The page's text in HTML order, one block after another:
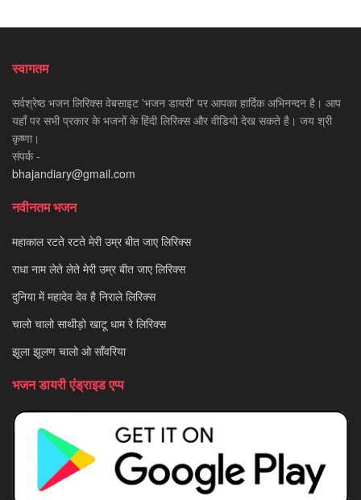
स्वागतम
सर्वश्रेष्ठ भजन लिरिक्स वेबसाइट 'भजन डायरी' पर आपका हार्दिक अभिनन्दन है। आप
यहाँ पर सभी प्रकार के भजनों के हिंदी लिरिक्स और वीडियो देख सकते है। जय श्री
कृष्णा।
संपर्क -
bhajandiary@gmail.com
नवीनतम भजन
महाकाल रटते रटते मेरी उम्र बीत जाए लिरिक्स
राधा नाम लेते लेते मेरी उम्र बीत जाए लिरिक्स
दुनिया में महादेव देव है निराले लिरिक्स
चालो चालो साथीड़ो खाटू धाम रे लिरिक्स
झूला झूलण चालो ओ साँवरिया
भजन डायरी एंड्राइड एप्प